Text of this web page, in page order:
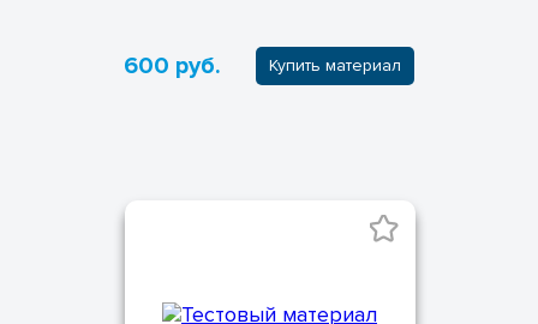
600 руб. Купить материал